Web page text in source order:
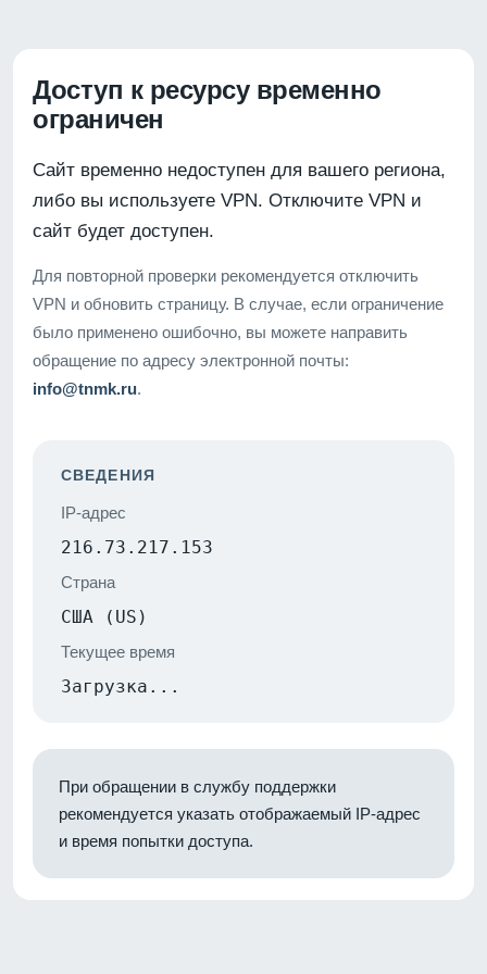
Доступ к ресурсу временно
ограничен
Сайт временно недоступен для вашего региона,
либо вы используете VPN. Отключите VPN и
сайт будет доступен.
Для повторной проверки рекомендуется отключить
VPN и обновить страницу. В случае, если ограничение
было применено ошибочно, вы можете направить
обращение по адресу электронной почты:
info@tnmk.ru.
СВЕДЕНИЯ
IP-адрес
216.73.217.153
Страна
США (US)
Текущее время
Загрузка...
При обращении в службу поддержки
рекомендуется указать отображаемый IP-адрес
и время попытки доступа.